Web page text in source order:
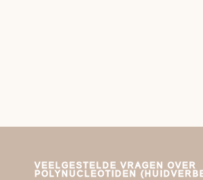
VEELGESTELDE VRAGEN OVER
POLYNUCLEOTIDEN